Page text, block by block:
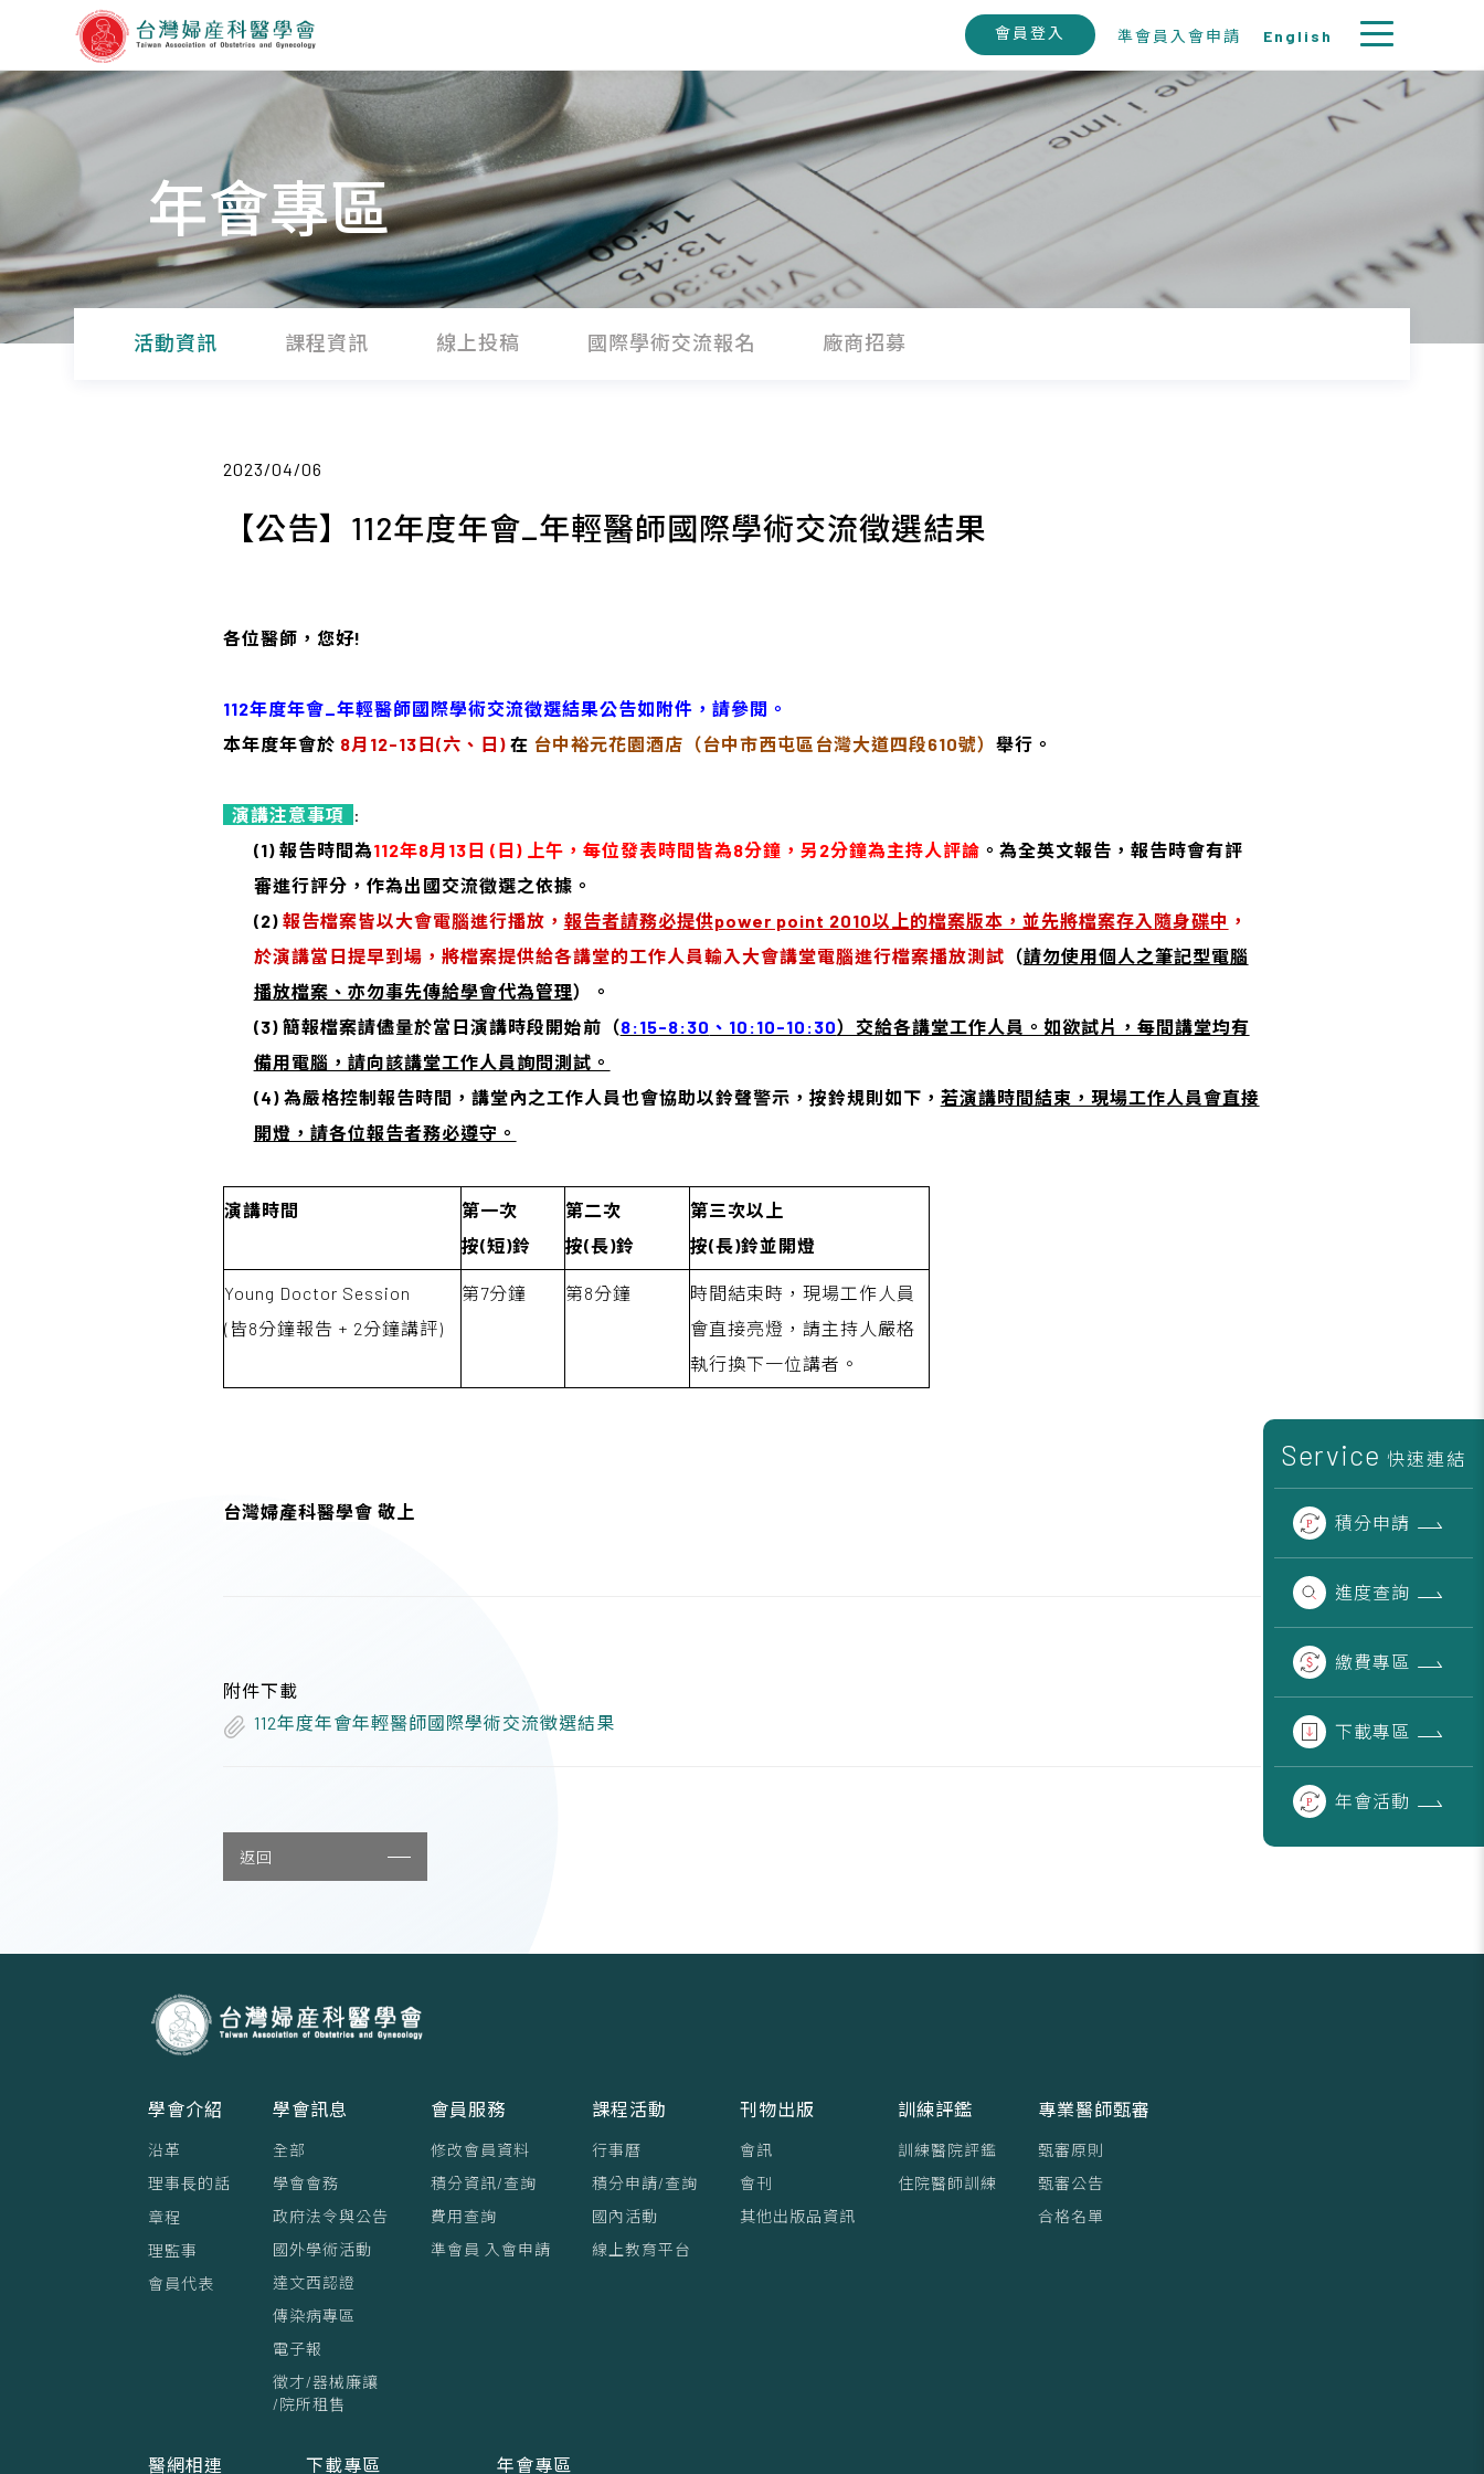
會員登入 準會員入會申請 English
Service 快速連結
積分申請
進度查詢
繳費專區
下載專區
年會活動
年會專區
活動資訊 課程資訊 線上投稿 國際學術交流報名 廠商招募
2023/04/06
【公告】112年度年會_年輕醫師國際學術交流徵選結果
各位醫師，您好!
112年度年會_年輕醫師國際學術交流徵選結果公告如附件，請參閱。
本年度年會於 8月12-13日(六、日)在 台中裕元花園酒店（台中市西屯區台灣大道四段610號） 舉行。
演講注意事項
:
(1) 報告時間為112年8月13日 (日) 上午，每位發表時間皆為8分鐘，另2分鐘為主持人評論 。為全英文報告，報告時會有評
審進行評分，作為出國交流徵選之依據。
(2) 報告檔案皆以大會電腦進行播放， 報告者請務必提供power point 2010以上的檔案版本，並先將檔案存入隨身碟中 ，
於演講當日提早到場，將檔案提供給各講堂的工作人員輸入大會講堂電腦進行檔案播放測試 （請勿使用個人之筆記型電腦
播放檔案、亦勿事先傳給學會代為管理）。
(3) 簡報檔案請儘量於當日演講時段開始前（8:15-8:30 、10:10-10:30）交給各講堂工作人員。如欲試片，每間講堂均有
備用電腦，請向該講堂工作人員詢問測試。
(4) 為嚴格控制報告時間，講堂內之工作人員也會協助以鈴聲警示，按鈴規則如下， 若演講時間結束，現場工作人員會直接
開燈，請各位報告者務必遵守。
演講時間
第一次
按(短)鈴
第二次
按(長)鈴
第三次以上
按(長)鈴並開燈
Young Doctor Session
(皆8分鐘報告 + 2分鐘講評)
第7分鐘 第8分鐘
時間結束時，現場工作人員
會直接亮燈，請主持人嚴格
執行換下一位講者。
台灣婦產科醫學會 敬上
附件下載
112年度年會年輕醫師國際學術交流徵選結果
返回
學會介紹
沿革
理事⻑的話
章程
理監事
會員代表
學會訊息
全部
學會會務
政府法令與公告
國外學術活動
達文西認證
傳染病專區
電子報
徵才/器械廉讓
/院所租售
會員服務
修改會員資料
積分資訊/查詢
費用查詢
準會員 入會申請
課程活動
行事曆
積分申請/查詢
國內活動
線上教育平台
刊物出版
會訊
會刊
其他出版品資訊
訓練評鑑
訓練醫院評鑑
住院醫師訓練
專業醫師甄審
甄審原則
甄審公告
合格名單
醫網相連 下載專區 年會專區